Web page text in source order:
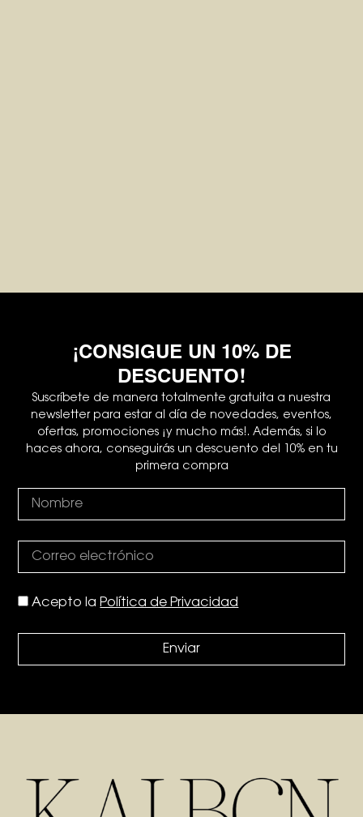
¡CONSIGUE UN 10% DE
DESCUENTO!
Suscríbete de manera totalmente gratuita a nuestra
newsletter para estar al día de novedades, eventos,
ofertas, promociones ¡y mucho más!. Además, si lo
haces ahora, conseguirás un descuento del 10% en tu
primera compra
Acepto la Política de Privacidad
Enviar